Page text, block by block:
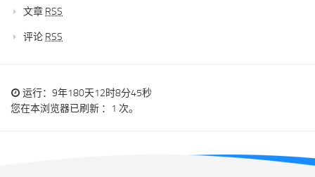
文章 RSS
评论 RSS
运行：9年180天12时8分46秒
您在本浏览器已刷新 ：1 次。